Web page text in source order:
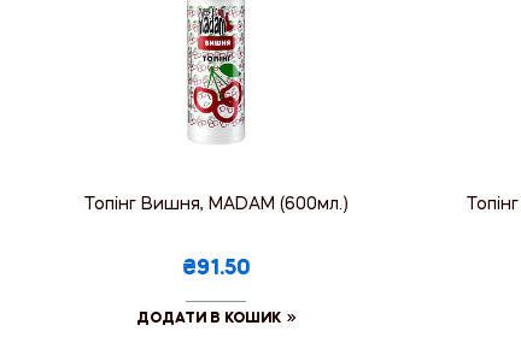
Топінг Вишня, MADAM (600мл.)
₴91.50
ДОДАТИ В КОШИК